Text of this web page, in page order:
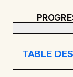
TABLE